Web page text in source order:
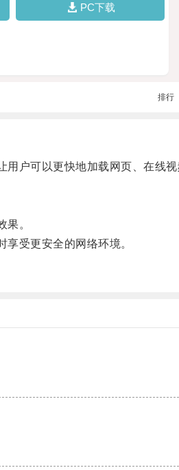
PC下载
排行
户可以更快地加载网页、在线视
。
受更安全的网络环境。